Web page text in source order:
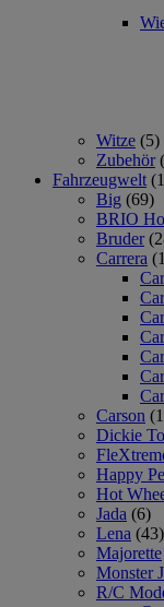
Witze (5)
Zubehör
Fahrzeugwelt
Big (69)
BRIO
Bruder
Carrera
Carson
Dickie
Happy
Hot
Jada (6)
Lena (43)
Majorette
Monster
R/C